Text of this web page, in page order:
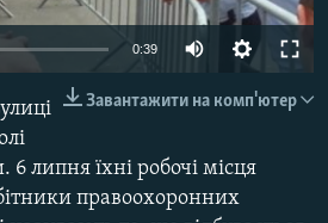
КРИМУ
0:39
Завантажити на комп'ютер
6 липня їхні робочі місця
правоохоронних